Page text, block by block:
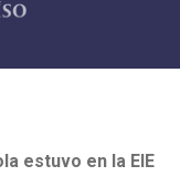
estuvo en la EIE